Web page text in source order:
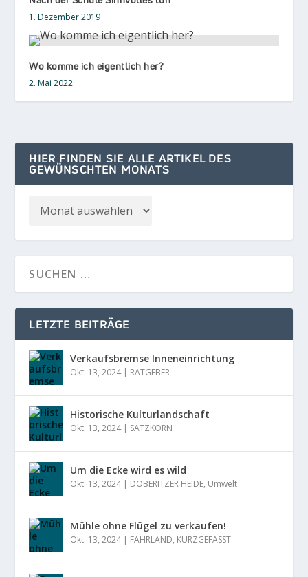
1. Dezember 2019
Wo komme ich eigentlich her?
2. Mai 2022
HIER FINDEN SIE ALLE ARTIKEL DES
GEWÜNSCHTEN MONATS
LETZTE BEITRÄGE
Verkaufsbremse Inneneinrichtung
Okt. 13, 2024| RATGEBER
Historische Kulturlandschaft
Okt. 13, 2024| SATZKORN
Um die Ecke wird es wild
Okt. 13, 2024| DÖBERITZER HEIDE, Umwelt
Mühle ohne Flügel zu verkaufen!
Okt. 13, 2024| FAHRLAND, KURZGEFASST